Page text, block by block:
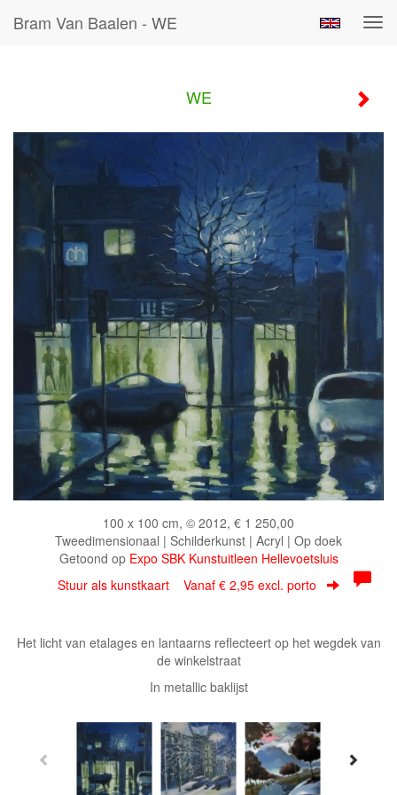
Bram Van Baalen - WE
WE
100 x 100 cm, © 2012, € 1 250,00
Tweedimensionaal | Schilderkunst | Acryl | Op doek
Getoond op Expo SBK Kunstuitleen Hellevoetsluis
Stuur als kunstkaart Vanaf € 2,95 excl. porto
Het licht van etalages en lantaarns reflecteert op het wegdek van
de winkelstraat
In metallic baklijst